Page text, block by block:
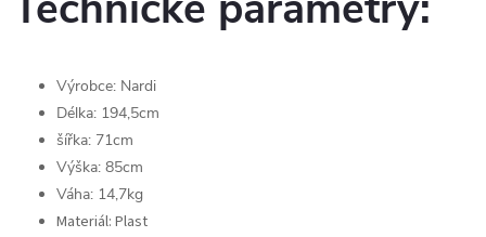
Výrobce: Nardi
Délka: 194,5cm
šířka: 71cm
Výška: 85cm
Váha: 14,7kg
Materiál: Plast